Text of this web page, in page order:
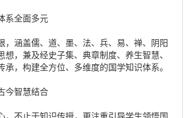
系全面多元
，涵盖儒、道、墨、法、兵、易、禅、阴阳
想，兼及经史子集、典章制度、养生智慧、
承，构建全方位、多维度的国学知识体系。
今智慧结合
，不止于知识传授，更注重引导学生领悟国